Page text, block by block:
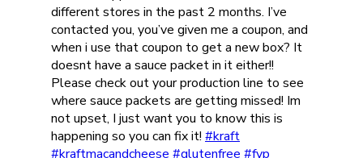
different stores in the past 2 months. I’ve
contacted you, you’ve given me a coupon, and
when i use that coupon to get a new box? It
doesnt have a sauce packet in it either!!
Please check out your production line to see
where sauce packets are getting missed! Im
not upset, I just want you to know this is
happening so you can fix it! #kraft
#kraftmacandcheese #glutenfree #fyp